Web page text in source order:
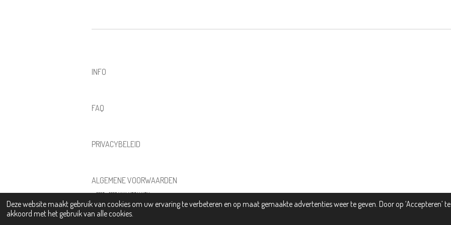
Deze website maakt gebruik van cookies om uw ervaring te verbeteren en op maat gemaakte advertenties weer te geven. Door op ‘Accepteren’
akkoord met het gebruik van alle cookies.
INFO
FAQ
PRIVACYBELEID
ALGEMENE VOORWAARDEN
© 2025 - 2026 KIKI KERAMIEK